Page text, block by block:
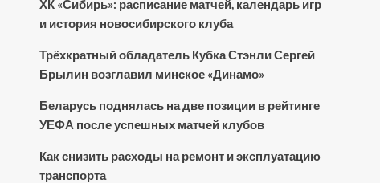
ХК «Сибирь»: расписание матчей, календарь игр
и история новосибирского клуба
Трёхкратный обладатель Кубка Стэнли Сергей
Брылин возглавил минское «Динамо»
Беларусь поднялась на две позиции в рейтинге
УЕФА после успешных матчей клубов
Как снизить расходы на ремонт и эксплуатацию
транспорта